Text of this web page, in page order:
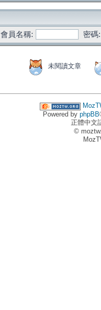
會員名稱:
密碼:
未閱讀文章
Powered by phpBB
正體中文
©